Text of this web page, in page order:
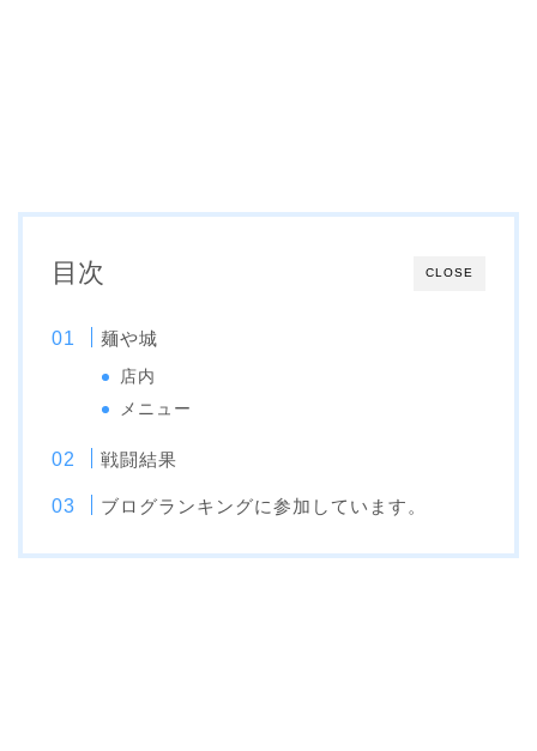
CLOSE
目次
麺や城
店内
メニュー
戦闘結果
ブログランキングに参加しています。